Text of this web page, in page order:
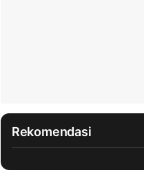
Rekomendasi